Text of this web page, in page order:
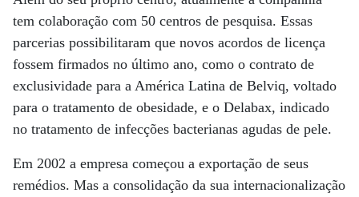
tem colaboração com 50 centros de pesquisa. Essas
parcerias possibilitaram que novos acordos de licença
fossem firmados no último ano, como o contrato de
exclusividade para a América Latina de Belviq, voltado
para o tratamento de obesidade, e o Delabax, indicado
no tratamento de infecções bacterianas agudas de pele.
Em 2002 a empresa começou a exportação de seus
remédios. Mas a consolidação da sua internacionalização